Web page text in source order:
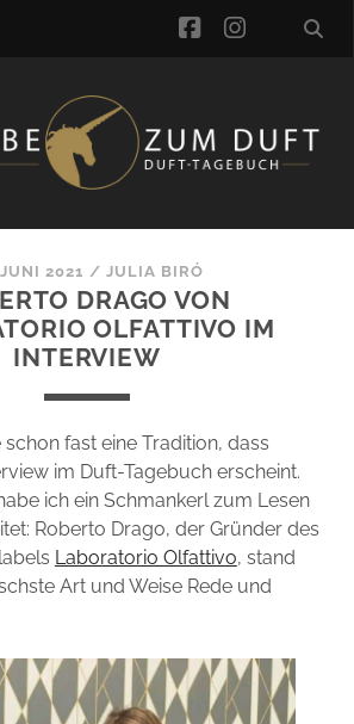
facebook
2021 / JULIA BIRÓ
DRAGO VON
OLFATTIVO IM
INTERVIEW
fast eine Tradition, dass
im Duft-Tagebuch erscheint.
ich ein Schmankerl zum Lesen
Roberto Drago, der Gründer des
Laboratorio Olfattivo, stand
Art und Weise Rede und